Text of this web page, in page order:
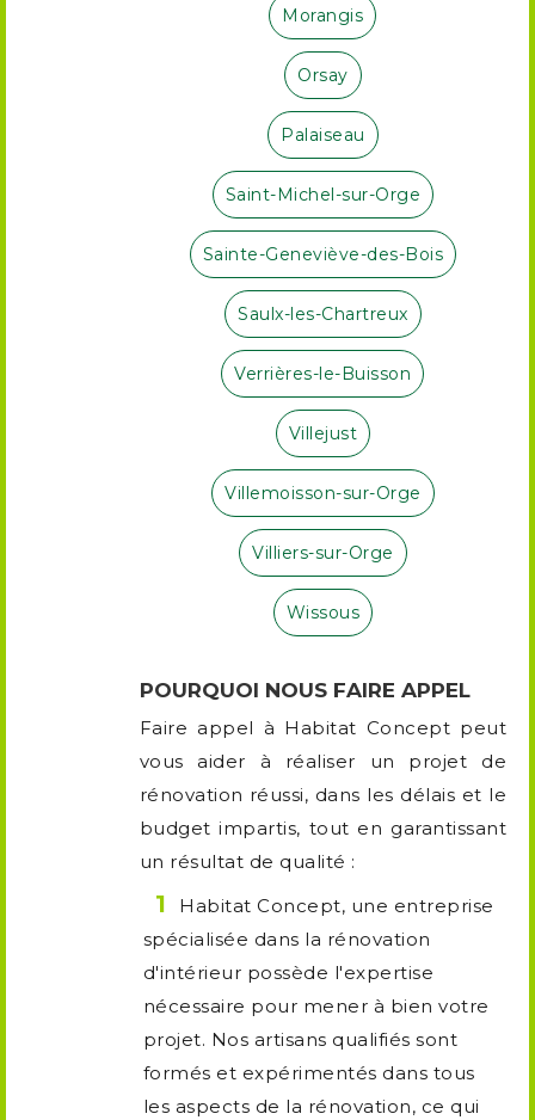
Morangis
Orsay
Palaiseau
Saint-Michel-sur-Orge
Sainte-Geneviève-des-Bois
Saulx-les-Chartreux
Verrières-le-Buisson
Villejust
Villemoisson-sur-Orge
Villiers-sur-Orge
Wissous
POURQUOI NOUS FAIRE APPEL
Faire appel à Habitat Concept peut
vous aider à réaliser un projet de
rénovation réussi, dans les délais et le
budget impartis, tout en garantissant
un résultat de qualité :
Habitat Concept, une entreprise
spécialisée dans la rénovation
d'intérieur possède l'expertise
nécessaire pour mener à bien votre
projet. Nos artisans qualifiés sont
formés et expérimentés dans tous
les aspects de la rénovation, ce qui